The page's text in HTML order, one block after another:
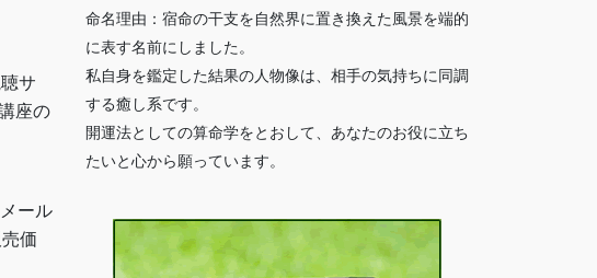
サ
座の
ール
価
命名理由：宿命の干支を自然界に置き換えた風景を端的
に表す名前にしました。
私自身を鑑定した結果の人物像は、相手の気持ちに同調
する癒し系です。
開運法としての算命学をとおして、あなたのお役に立ち
たいと心から願っています。